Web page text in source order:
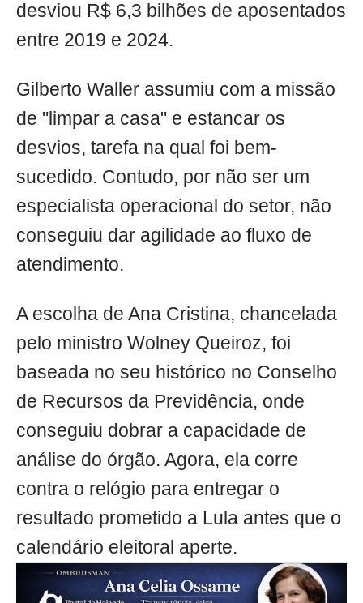
desviou R$ 6,3 bilhões de aposentados
entre 2019 e 2024.
Gilberto Waller assumiu com a missão
de "limpar a casa" e estancar os
desvios, tarefa na qual foi bem-
sucedido. Contudo, por não ser um
especialista operacional do setor, não
conseguiu dar agilidade ao fluxo de
atendimento.
A escolha de Ana Cristina, chancelada
pelo ministro Wolney Queiroz, foi
baseada no seu histórico no Conselho
de Recursos da Previdência, onde
conseguiu dobrar a capacidade de
análise do órgão. Agora, ela corre
contra o relógio para entregar o
resultado prometido a Lula antes que o
calendário eleitoral aperte.